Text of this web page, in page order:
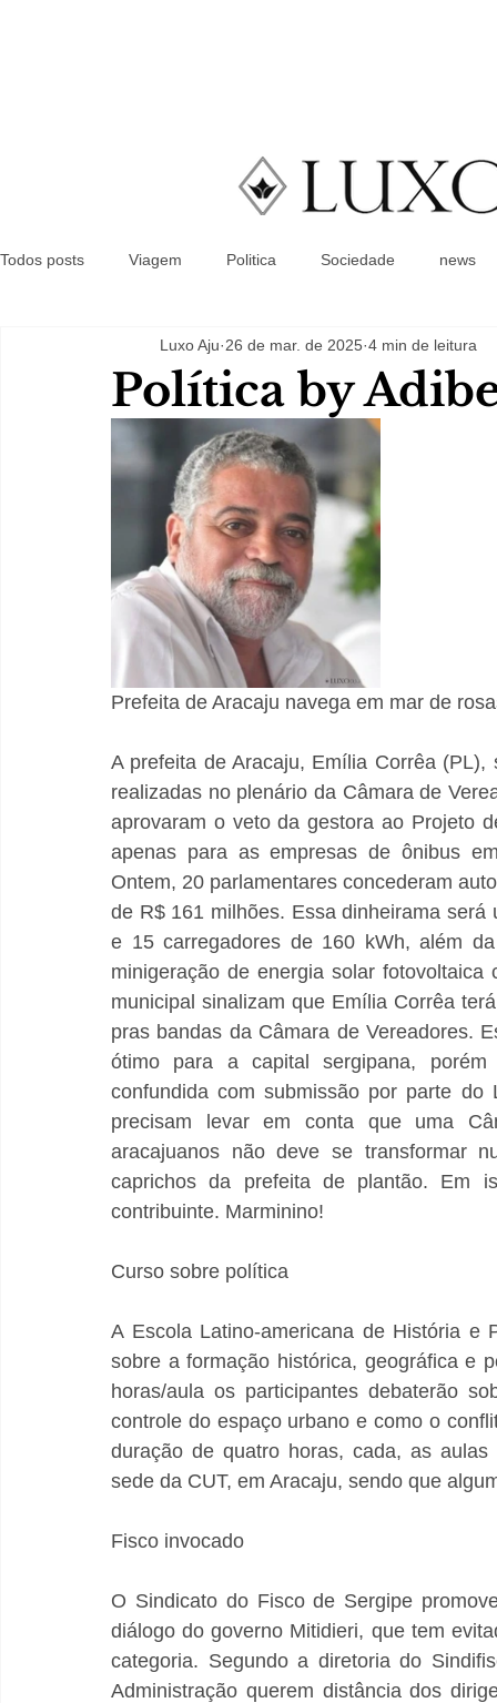
Todos posts Viagem Politica Sociedade news
Política by
Luxo Aju 26 de mar. de 2025 4 min de leitura
Prefeita de Aracaju navega em mar de
A prefeita de Aracaju, Emília Corrêa
realizadas no plenário da Câmara de
aprovaram o veto da gestora ao Projeto
apenas para as empresas de ônibus
Ontem, 20 parlamentares concederam
de R$ 161 milhões. Essa dinheirama
e 15 carregadores de 160 kWh, além
minigeração de energia solar
municipal sinalizam que Emília Corrêa
pras bandas da Câmara de Vereadores.
ótimo para a capital sergipana,
confundida com submissão por parte do
precisam levar em conta que uma
aracajuanos não deve se transformar
caprichos da prefeita de plantão. Em
contribuinte. Marminino!
Curso sobre política
A Escola Latino-americana de História e
sobre a formação histórica, geográfica e
horas/aula os participantes debaterão
controle do espaço urbano e como o
duração de quatro horas, cada, as
sede da CUT, em Aracaju, sendo que
Fisco invocado
O Sindicato do Fisco de Sergipe
diálogo do governo Mitidieri, que tem
categoria. Segundo a diretoria do
Administração querem distância dos